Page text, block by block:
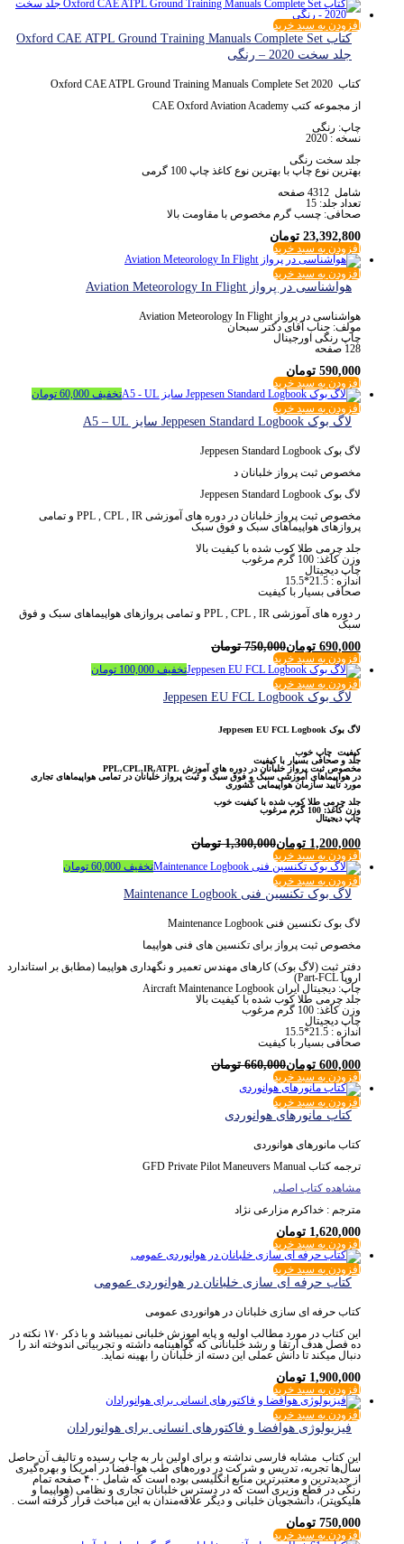
افزودن به سبد خرید
کتاب Oxford CAE ATPL Ground Training Manuals Complete Set
جلد سخت 2020 – رنگی
کتاب Oxford CAE ATPL Ground Training Manuals Complete Set 2020
از مجموعه کتب CAE Oxford Aviation Academy
چاپ: رنگی
نسخه : 2020
جلد سخت رنگی
بهترین نوع چاپ با بهترین نوع کاغذ چاپ 100 گرمی
شامل 4312 صفحه
تعداد جلد: 15
صحافی: چسب گرم مخصوص با مقاومت بالا
23,392,800 تومان
افزودن به سبد خرید
افزودن به سبد خرید
هواشناسی در پرواز Aviation Meteorology In Flight
هواشناسی در پرواز Aviation Meteorology In Flight
مولف: جناب آقای دکتر سبحان
چاپ رنگی اورجینال
128 صفحه
590,000 تومان
افزودن به سبد خرید
تخفیف 60,000 تومان
افزودن به سبد خرید
لاگ بوک Jeppesen Standard Logbook سایز A5 – UL
لاگ بوک Jeppesen Standard Logbook
مخصوص ثبت پرواز خلبانان د
لاگ بوک Jeppesen Standard Logbook
مخصوص ثبت پرواز خلبانان در دوره های آموزشی PPL , CPL , IR و تمامی
پروازهای هواپیماهای سبک و فوق سبک
جلد چرمی طلا کوب شده با کیفیت بالا
وزن کاغذ: 100 گرم مرغوب
چاپ دیجیتال
اندازه : 21.5*15.5
صحافی بسیار با کیفیت
ر دوره های آموزشی PPL , CPL , IR و تمامی پروازهای هواپیماهای سبک و فوق
سبک
690,000 تومان750,000 تومان
افزودن به سبد خرید
تخفیف 100,000 تومان
افزودن به سبد خرید
لاگ بوک Jeppesen EU FCL Logbook
لاگ بوک Jeppesen EU FCL Logbook
کیفیت چاپ خوب
جلد و صحافی بسیار با کیفیت
مخصوص ثبت پرواز خلبانان در دوره های آموزش PPL,CPL,IR,ATPL
در هواپیماهای آموزشی سبک و فوق سبک و ثبت پرواز خلبانان در تمامی هواپیماهای تجاری
مورد تایید سازمان هواپیمایی کشوری
جلد چرمی طلا کوب شده با کیفیت خوب
وزن کاغذ: 100 گرم مرغوب
چاپ دیجیتال
1,200,000 تومان1,300,000 تومان
افزودن به سبد خرید
تخفیف 60,000 تومان
افزودن به سبد خرید
لاگ بوک تکنسین فنی Maintenance Logbook
لاگ بوک تکنسین فنی Maintenance Logbook
مخصوص ثبت پرواز برای تکنسین های فنی هواپیما
دفتر ثبت (لاگ بوک) کارهای مهندس تعمیر و نگهداری هواپیما (مطابق بر استاندارد
اروپا Part-FCL)
چاپ: دیجیتال ایران Aircraft Maintenance Logbook
جلد چرمی طلا کوب شده با کیفیت بالا
وزن کاغذ: 100 گرم مرغوب
چاپ دیجیتال
اندازه : 21.5*15.5
صحافی بسیار با کیفیت
600,000 تومان660,000 تومان
افزودن به سبد خرید
افزودن به سبد خرید
کتاب مانورهای هوانوردی
کتاب مانورهای هوانوردی
ترجمه کتاب GFD Private Pilot Maneuvers Manual
مشاهده کتاب اصلی
مترجم : خداکرم مزارعی نژاد
1,620,000 تومان
افزودن به سبد خرید
افزودن به سبد خرید
کتاب حرفه ای سازی خلبانان در هوانوردی عمومی
کتاب حرفه ای سازی خلبانان در هوانوردی عمومی
این کتاب در مورد مطالب اولیه و پایه اموزش خلبانی نمیباشد و با ذکر ۱۷۰ نکته در
ده فصل هدف ارتقا و رشد خلبانانی که گواهینامه داشته و تجربیاتی اندوخته اند را
دنبال میکند تا دانش عملی این دسته از خلبانان را بهینه نماید.
1,900,000 تومان
افزودن به سبد خرید
افزودن به سبد خرید
فیزیولوژی هوافضا و فاکتورهای انسانی برای هوانورادان
این کتاب مشابه فارسی نداشته و برای اولین بار به چاپ رسیده و تالیف آن حاصل
سال‌ها تجربه، تدریس و شرکت در دوره‌های طب هوا-فضا در امریکا و بهره‌گیری
از جدیدترین و معتبرترین منابع انگلیسی بوده است که شامل ۴۰۰ صفحه تمام
رنگی در قطع وزیری است که در دسترس خلبانان تجاری و نظامی (هواپیما و
هلیکوپتر)، دانشجویان خلبانی و دیگر علاقه‌مندان به این مباحث قرار گرفته است .
750,000 تومان
افزودن به سبد خرید